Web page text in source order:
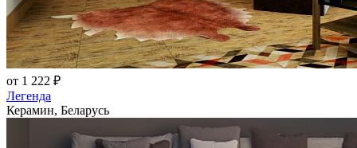
от 1 222 ₽
Легенда
Керамин, Беларусь